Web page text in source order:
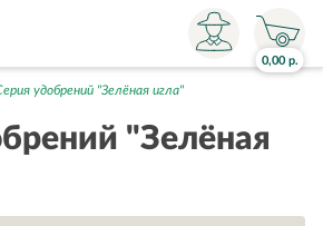
0,00р.
удобрений "Зелёная игла"
"Зелёная